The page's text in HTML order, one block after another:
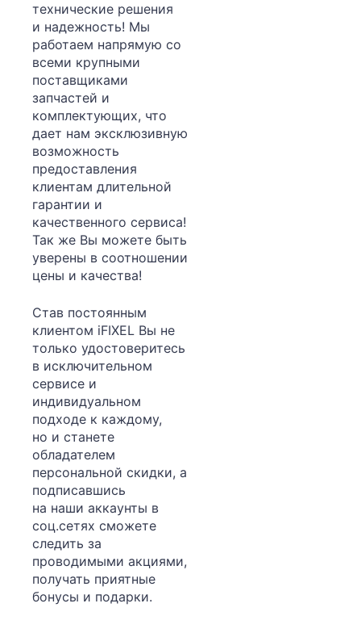
технические решения
и надежность! Мы
работаем напрямую со
всеми крупными
поставщиками
запчастей и
комплектующих, что
дает нам эксклюзивную
возможность
предоставления
клиентам длительной
гарантии и
качественного сервиса!
Так же Вы можете быть
уверены в соотношении
цены и качества!
Став постоянным
клиентом iFIXEL Вы не
только удостоверитесь
в исключительном
сервисе и
индивидуальном
подходе к каждому,
но и станете
обладателем
персональной скидки, а
подписавшись
на наши аккаунты в
соц.сетях сможете
следить за
проводимыми акциями,
получать приятные
бонусы и подарки.